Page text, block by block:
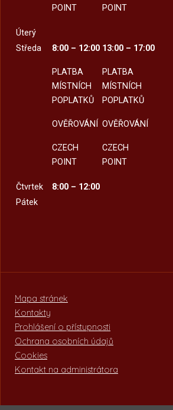
POINT
POINT
Úterý
Středa
8:00 – 12:00
PLATBA
MÍSTNÍCH
POPLATKŮ
OVĚŘOVÁNÍ
CZECH
POINT
13:00 – 17:00
PLATBA
MÍSTNÍCH
POPLATKŮ
OVĚŘOVÁNÍ
CZECH
POINT
Čtvrtek
8:00 – 12:00
Pátek
Mapa stránek
Kontakty
Prohlášení o přístupnosti
Ochrana osobních údajů
Cookies
Kontakt na administrátora